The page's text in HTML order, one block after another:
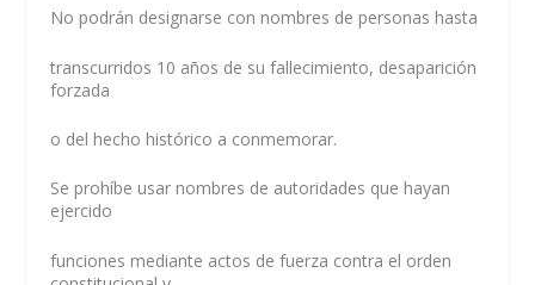
No podrán designarse con nombres de personas hasta
transcurridos 10 años de su fallecimiento, desaparición
forzada
o del hecho histórico a conmemorar.
Se prohíbe usar nombres de autoridades que hayan
ejercido
funciones mediante actos de fuerza contra el orden